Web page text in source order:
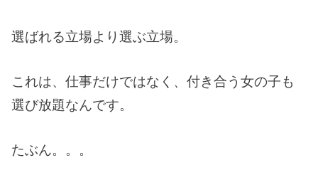
選ばれる立場より選ぶ立場。
これは、仕事だけではなく、付き合う女の子も
選び放題なんです。
たぶん。。。